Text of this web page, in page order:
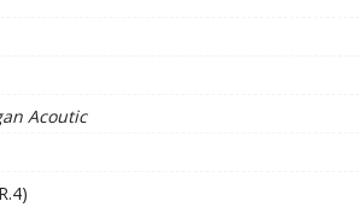
Acoutic